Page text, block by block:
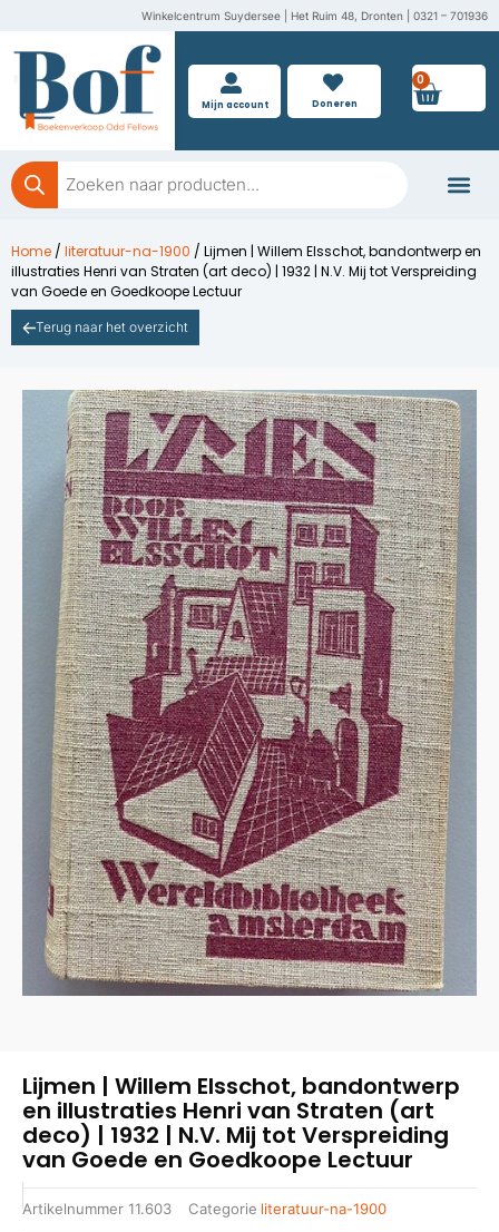
inhoud
Winkelcentrum Suydersee | Het Ruim 48, Dronten | 0321 – 701936
Mijn account Doneren
0
Producten
zoeken
Home / literatuur-na-1900 / Lijmen | Willem Elsschot, bandontwerp en
illustraties Henri van Straten (art deco) | 1932 | N.V. Mij tot Verspreiding
van Goede en Goedkoope Lectuur
Terug naar het overzicht
Lijmen | Willem Elsschot, bandontwerp
en illustraties Henri van Straten (art
deco) | 1932 | N.V. Mij tot Verspreiding
van Goede en Goedkoope Lectuur
Artikelnummer 11.603 Categorie literatuur-na-1900